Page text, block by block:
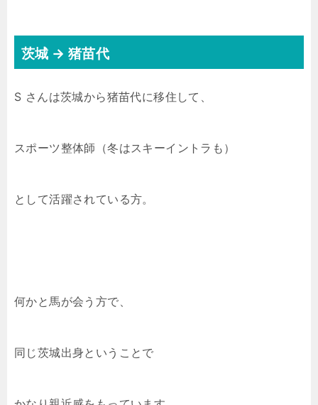
茨城 → 猪苗代
S さんは茨城から猪苗代に移住して、
スポーツ整体師（冬はスキーイントラも）
として活躍されている方。
何かと馬が会う方で、
同じ茨城出身ということで